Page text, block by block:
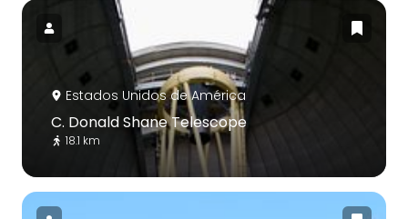
Estados Unidos de América
C. Donald Shane Telescope
18.1 km